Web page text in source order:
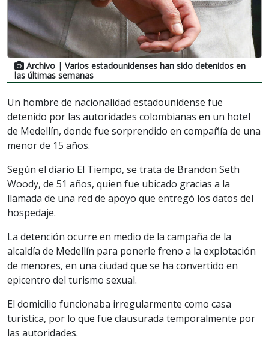
Archivo | Varios estadounidenses han sido detenidos en
las últimas semanas
Un hombre de nacionalidad estadounidense fue
detenido por las autoridades colombianas en un hotel
de Medellín, donde fue sorprendido en compañía de una
menor de 15 años.
Según el diario El Tiempo, se trata de Brandon Seth
Woody, de 51 años, quien fue ubicado gracias a la
llamada de una red de apoyo que entregó los datos del
hospedaje.
La detención ocurre en medio de la campaña de la
alcaldía de Medellín para ponerle freno a la explotación
de menores, en una ciudad que se ha convertido en
epicentro del turismo sexual.
El domicilio funcionaba irregularmente como casa
turística, por lo que fue clausurada temporalmente por
las autoridades.